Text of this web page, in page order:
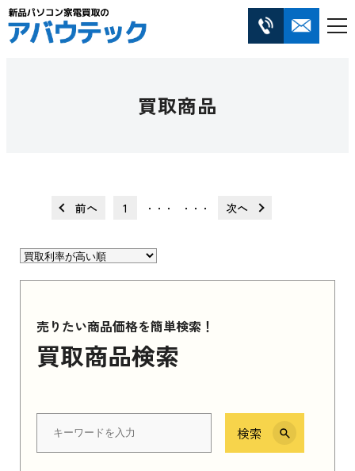
買取商品
前へ 1 ・・・ ・・・ 次へ
売りたい商品価格を簡単検索！
買取商品検索
検索